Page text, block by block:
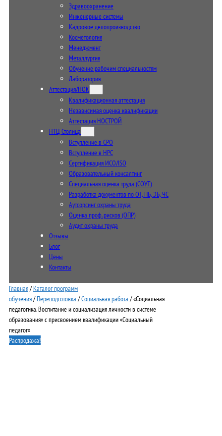
Здравоохранение
Инженерные системы
Кадровое делопроизводство
Косметология
Менеджмент
Металлургия
Обучение рабочим специальностям
Лаборатория
Аттестация/НОК
Квалификационная аттестация
Независимая оценка квалификации
Аттестация НОСТРОЙ
НТЦ Столица
Вступление в СРО
Вступление в НРС
Сертификация ИСО/ISO
Образовательный консалтинг
Специальная оценка труда (СОУТ)
Разработка документов по ОТ, ПБ, ЭБ, ЧС
Аутсорсинг охраны труда
Оценка проф. рисков (ОПР)
Аудит охраны труда
Отзывы
Блог
Цены
Контакты
Главная/Каталог программ
обучения/Переподготовка /Социальная работа / «Социальная
педагогика. Воспитание и социализация личности в системе
образования» с присвоением квалификации «Социальный
педагог»
Распродажа!